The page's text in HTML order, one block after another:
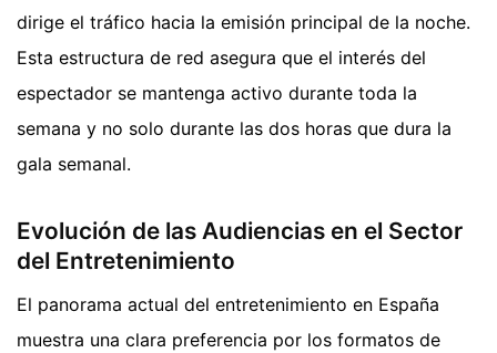
dirige el tráfico hacia la emisión principal de la noche.
Esta estructura de red asegura que el interés del
espectador se mantenga activo durante toda la
semana y no solo durante las dos horas que dura la
gala semanal.
Evolución de las Audiencias en el Sector
del Entretenimiento
El panorama actual del entretenimiento en España
muestra una clara preferencia por los formatos de